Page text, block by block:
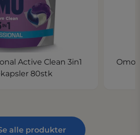
Active Clean 3in1
80stk
Omo
alle produkter